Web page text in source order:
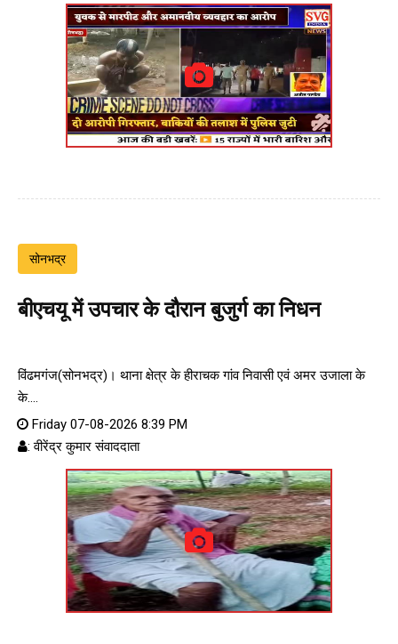
सोनभद्र
बीएचयू में उपचार के दौरान बुजुर्ग का निधन
विंढमगंज(सोनभद्र)। थाना क्षेत्र के हीराचक गांव निवासी एवं अमर उजाला के
के....
Friday 07-08-2026 8:39 PM
: वीरेंद्र कुमार संवाददाता